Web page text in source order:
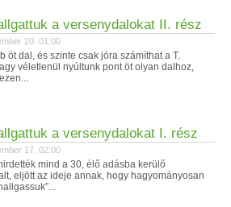
a versenydalokat II. rész
20. 01:00
öt dal, és szinte csak jóra számíthat a T.
véletlenül nyúltunk pont öt olyan dalhoz,
a versenydalokat I. rész
17. 02:00
mind a 30, élő adásba kerülő
eljött az ideje annak, hogy hagyományosan